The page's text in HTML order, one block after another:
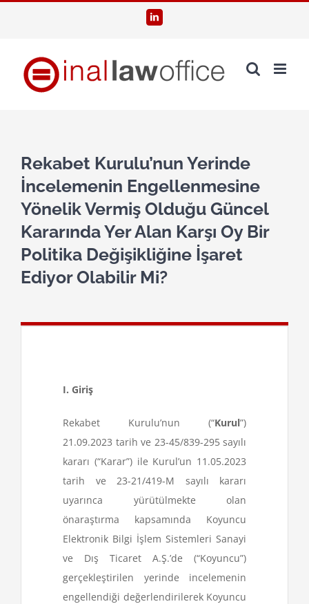
LinkedIn
Rekabet Kurulu’nun Yerinde
İncelemenin Engellenmesine
Yönelik Vermiş Olduğu Güncel
Kararında Yer Alan Karşı Oy Bir
Politika Değişikliğine İşaret
Ediyor Olabilir Mi?
I. Giriş
Rekabet Kurulu’nun (“Kurul”)
21.09.2023 tarih ve 23-45/839-295 sayılı
kararı (“Karar”) ile Kurul’un 11.05.2023
tarih ve 23-21/419-M sayılı kararı
uyarınca yürütülmekte olan
önaraştırma kapsamında Koyuncu
Elektronik Bilgi İşlem Sistemleri Sanayi
ve Dış Ticaret A.Ş.’de (“Koyuncu”)
gerçekleştirilen yerinde incelemenin
engellendiği değerlendirilerek Koyuncu